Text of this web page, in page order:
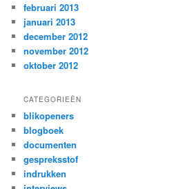
februari 2013
januari 2013
december 2012
november 2012
oktober 2012
CATEGORIEËN
blikopeners
blogboek
documenten
gespreksstof
indrukken